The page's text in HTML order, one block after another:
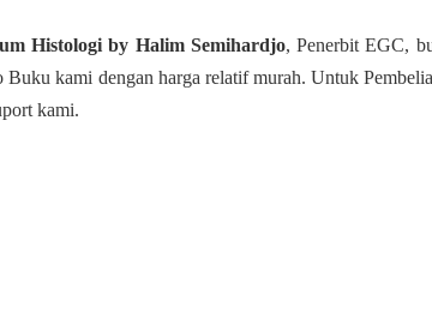
Histologi by Halim Semihardjo, Penerbit EGC,
Buku kami dengan harga relatif murah. Untuk
kami.